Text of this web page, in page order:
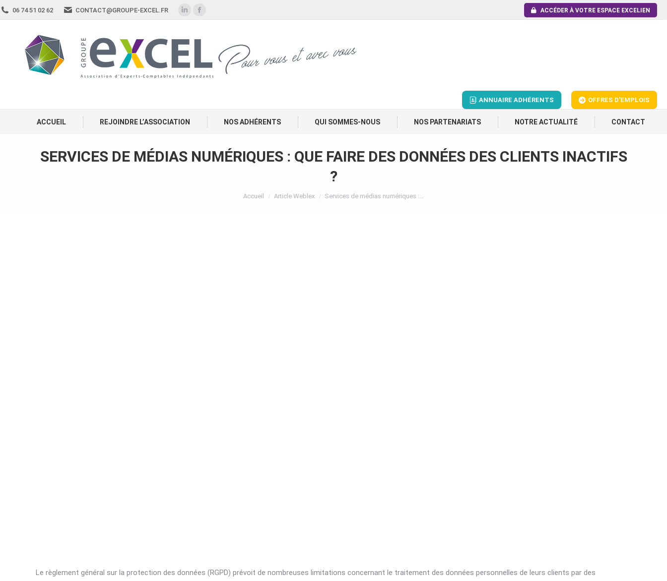
06 74 51 02 62 CONTACT@GROUPE-EXCEL.FR ACCÉDER À VOTRE ESPACE EXCELIEN
ANNUAIRE ADHÉRENTS OFFRES D'EMPLOIS
ACCUEIL REJOINDRE L’ASSOCIATION NOS ADHÉRENTS QUI SOMMES-NOUS NOS PARTENARIATS NOTRE ACTUALITÉ CONTACT
SERVICES DE MÉDIAS NUMÉRIQUES : QUE FAIRE DES DONNÉES DES CLIENTS INACTIFS
?
Vous êtes ici :
Accueil Article Weblex Services de médias numériques :…
Le règlement général sur la protection des données (RGPD) prévoit de nombreuses limitations concernant le traitement des données personnelles de leurs clients par des